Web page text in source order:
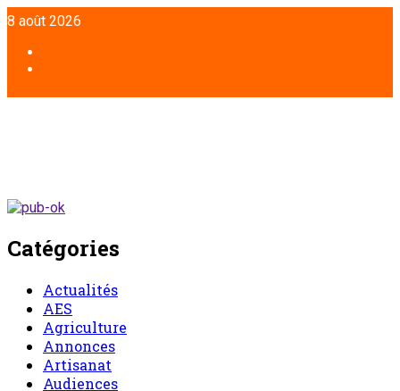
8 août 2026
Catégories
Actualités
AES
Agriculture
Annonces
Artisanat
Audiences